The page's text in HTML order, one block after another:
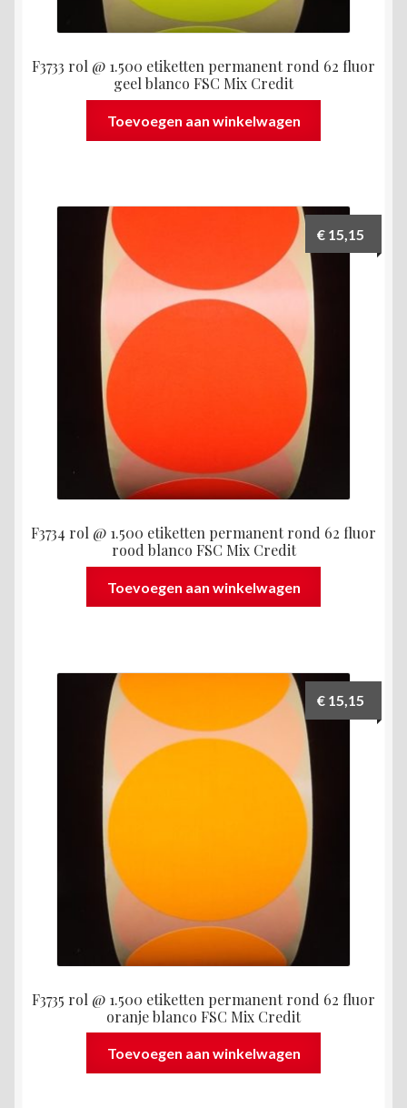
F3733 rol @ 1.500 etiketten permanent rond 62 fluor
geel blanco FSC Mix Credit
Toevoegen aan winkelwagen
F3734 rol @ 1.500 etiketten permanent rond 62 fluor
rood blanco FSC Mix Credit
€ 15,15
Toevoegen aan winkelwagen
F3735 rol @ 1.500 etiketten permanent rond 62 fluor
oranje blanco FSC Mix Credit
€ 15,15
Toevoegen aan winkelwagen